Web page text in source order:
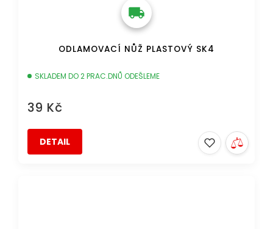
ODLAMOVACÍ NŮŽ PLASTOVÝ SK4
SKLADEM DO 2 PRAC.DNŮ ODEŠLEME
39 Kč
DETAIL